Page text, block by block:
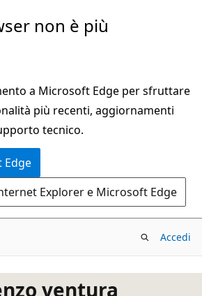
non è più
a Microsoft Edge per sfruttare
più recenti, aggiornamenti
tecnico.
Edge
Explorer e Microsoft Edge
Accedi
ventura